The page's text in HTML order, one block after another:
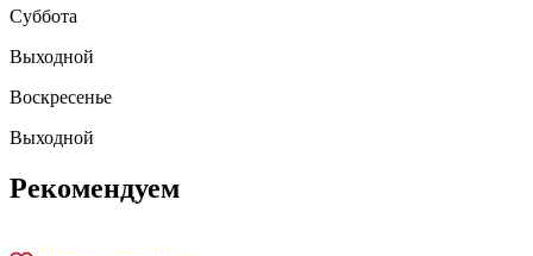
Суббота
Выходной
Воскресенье
Выходной
Рекомендуем